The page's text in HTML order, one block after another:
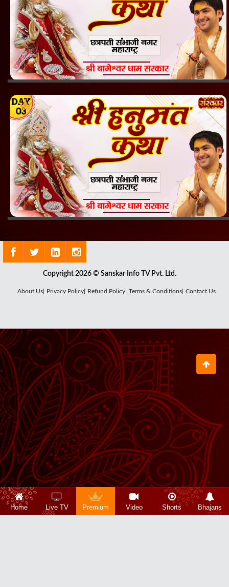
Copyright 2026 © Sanskar Info TV Pvt. Ltd.
About Us| Privacy Policy| Refund Policy| Terms & Conditions| Contact Us
Home Live TV Premium Video Shorts Bhajans